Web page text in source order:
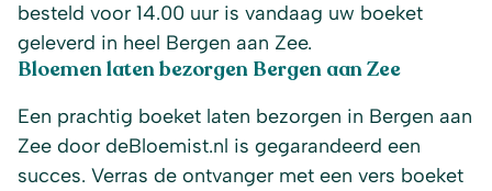
besteld voor 14.00 uur is vandaag uw boeket
geleverd in heel Bergen aan Zee.
Bloemen laten bezorgen Bergen aan Zee
Een prachtig boeket laten bezorgen in Bergen aan
Zee door deBloemist.nl is gegarandeerd een
succes. Verras de ontvanger met een vers boeket